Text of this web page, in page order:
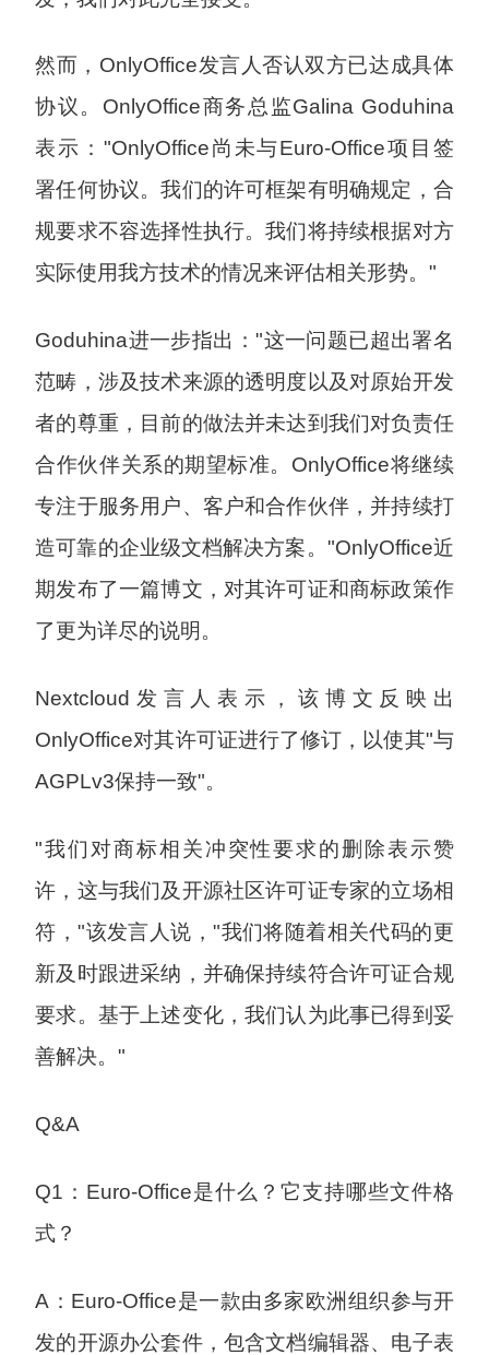
然而，OnlyOffice发言人否认双方已达成具体
协议。OnlyOffice商务总监Galina Goduhina
表示："OnlyOffice尚未与Euro-Office项目签
署任何协议。我们的许可框架有明确规定，合
规要求不容选择性执行。我们将持续根据对方
实际使用我方技术的情况来评估相关形势。"
Goduhina进一步指出："这一问题已超出署名
范畴，涉及技术来源的透明度以及对原始开发
者的尊重，目前的做法并未达到我们对负责任
合作伙伴关系的期望标准。OnlyOffice将继续
专注于服务用户、客户和合作伙伴，并持续打
造可靠的企业级文档解决方案。"OnlyOffice近
期发布了一篇博文，对其许可证和商标政策作
了更为详尽的说明。
Nextcloud发言人表示，该博文反映出
OnlyOffice对其许可证进行了修订，以使其"与
AGPLv3保持一致"。
"我们对商标相关冲突性要求的删除表示赞
许，这与我们及开源社区许可证专家的立场相
符，"该发言人说，"我们将随着相关代码的更
新及时跟进采纳，并确保持续符合许可证合规
要求。基于上述变化，我们认为此事已得到妥
善解决。"
Q&A
Q1：Euro-Office是什么？它支持哪些文件格
式？
A：Euro-Office是一款由多家欧洲组织参与开
发的开源办公套件，包含文档编辑器、电子表